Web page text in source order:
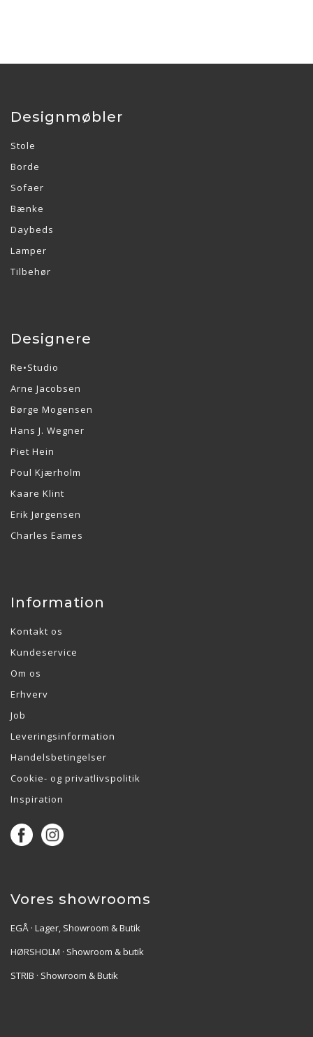
Designmøbler
Stole
Borde
Sofaer
Bænke
Daybeds
Lamper
Tilbehør
Designere
Re•Studio
Arne Jacobsen
Børge Mogensen
Hans J. Wegner
Piet Hein
Poul Kjærholm
Kaare Klint
Erik Jørgensen
Charles Eames
Information
Kontakt os
Kundeservice
Om os
Erhverv
Job
Leveringsinformation
Handelsbetingelser
Cookie- og privatlivspolitik
Inspiration
Vores showrooms
EGÅ · Lager, Showroom & Butik
HØRSHOLM · Showroom & butik
STRIB · Showroom & Butik